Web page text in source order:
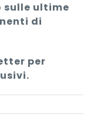
sulle ultime
di
per